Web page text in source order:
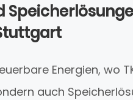
Energien, wo
auch